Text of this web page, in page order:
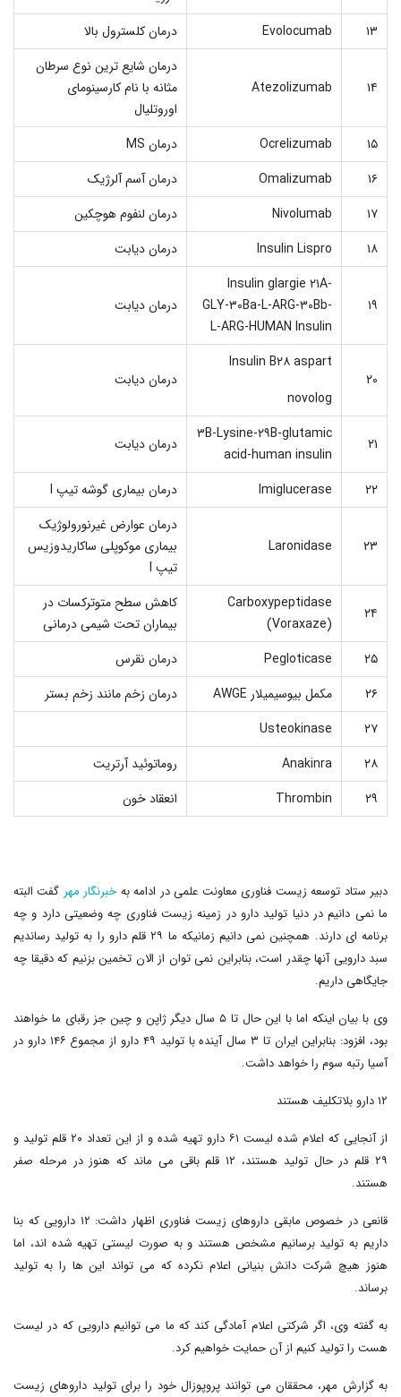
۱۳
Evolocumab درمان کلسترول بالا
۱۴ Atezolizumab
درمان شایع ترین نوع سرطان
مثانه با نام کارسینومای
اوروتلیال
۱۵
Ocrelizumab
درمان MS
۱۶
Omalizumab
درمان آسم آلرژیک
۱۷
Nivolumab
درمان لنفوم هوچکین
۱۸
Insulin Lispro درمان دیابت
۱۹
Insulin glargie ۲۱A-
GLY-۳۰Ba-L-ARG-۳۰Bb-
L-ARG-HUMAN Insulin
درمان دیابت
۲۰
Insulin B۲۸ aspart
novolog
درمان دیابت
۲۱
۳B-Lysine-۲۹B-glutamic
acid-human insulin
درمان دیابت
۲۲ Imiglucerase درمان بیماری گوشه تیپ I
۲۳ Laronidase
درمان عوارض غیرنورولوژیک
بیماری موکوپلی ساکاریدوزیس
تیپ I
۲۴
Carboxypeptidase
(Voraxaze)
کاهش سطح متوترکسات در
بیماران تحت شیمی درمانی
۲۵
Pegloticase
درمان نقرس
۲۶
مکمل بیوسیمیلار AWGE
درمان زخم مانند زخم بستر
۲۷
Usteokinase
۲۸
Anakinra
روماتوئید آرتریت
۲۹
Thrombin انعقاد خون
دبیر ستاد توسعه زیست فناوری معاونت علمی در ادامه به خبرنگار مهر گفت البته
ما نمی دانیم در دنیا تولید دارو در زمینه زیست فناوری چه وضعیتی دارد و چه
برنامه ای دارند. همچنین نمی دانیم زمانیکه ما ۲۹ قلم دارو را به تولید رساندیم
سبد دارویی آنها چقدر است، بنابراین نمی توان از الان تخمین بزنیم که دقیقا چه
جایگاهی داریم.
وی با بیان اینکه اما با این حال تا ۵ سال دیگر ژاپن و چین جز رقبای ما خواهند
بود، افزود: بنابراین ایران تا ۳ سال آینده با تولید ۴۹ دارو از مجموع ۱۴۶ دارو در
آسیا رتبه سوم را خواهد داشت.
۱۲ دارو بلاتکلیف هستند
از آنجایی که اعلام شده لیست ۶۱ دارو تهیه شده و از این تعداد ۲۰ قلم تولید و
۲۹ قلم در حال تولید هستند، ۱۲ قلم باقی می ماند که هنوز در مرحله صفر
هستند.
قانعی در خصوص مابقی داروهای زیست فناوری اظهار داشت: ۱۲ دارویی که بنا
داریم به تولید برسانیم مشخص هستند و به صورت لیستی تهیه شده اند، اما
هنوز هیچ شرکت دانش بنیانی اعلام نکرده که می تواند این ها را به تولید
برساند.
به گفته وی، اگر شرکتی اعلام آمادگی کند که ما می توانیم دارویی که در لیست
هست را تولید کنیم از آن حمایت خواهیم کرد.
به گزارش مهر، محققان می توانند پروپوزال خود را برای تولید داروهای زیست